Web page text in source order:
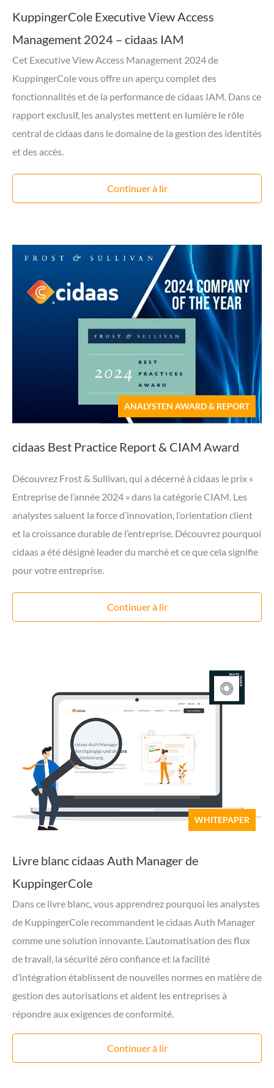
KuppingerCole Executive View Access
Management 2024 – cidaas IAM
Cet Executive View Access Management 2024 de
KuppingerCole vous offre un aperçu complet des
fonctionnalités et de la performance de cidaas IAM. Dans ce
rapport exclusif, les analystes mettent en lumière le rôle
central de cidaas dans le domaine de la gestion des identités
et des accès.
Continuer à lir
ANALYSTEN AWARD & REPORT
cidaas Best Practice Report & CIAM Award
Découvrez Frost & Sullivan, qui a décerné à cidaas le prix «
Entreprise de l’année 2024 » dans la catégorie CIAM. Les
analystes saluent la force d’innovation, l’orientation client
et la croissance durable de l’entreprise. Découvrez pourquoi
cidaas a été désigné leader du marché et ce que cela signifie
pour votre entreprise.
Continuer à lir
WHITEPAPER
Livre blanc cidaas Auth Manager de
KuppingerCole
Dans ce livre blanc, vous apprendrez pourquoi les analystes
de KuppingerCole recommandent le cidaas Auth Manager
comme une solution innovante. L’automatisation des flux
de travail, la sécurité zéro confiance et la facilité
d’intégration établissent de nouvelles normes en matière de
gestion des autorisations et aident les entreprises à
répondre aux exigences de conformité.
Continuer à lir